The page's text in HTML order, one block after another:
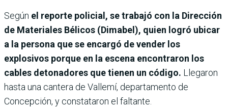
Según el reporte policial, se trabajó con la Dirección
de Materiales Bélicos (Dimabel), quien logró ubicar
a la persona que se encargó de vender los
explosivos porque en la escena encontraron los
cables detonadores que tienen un código. Llegaron
hasta una cantera de Vallemí, departamento de
Concepción, y constataron el faltante.